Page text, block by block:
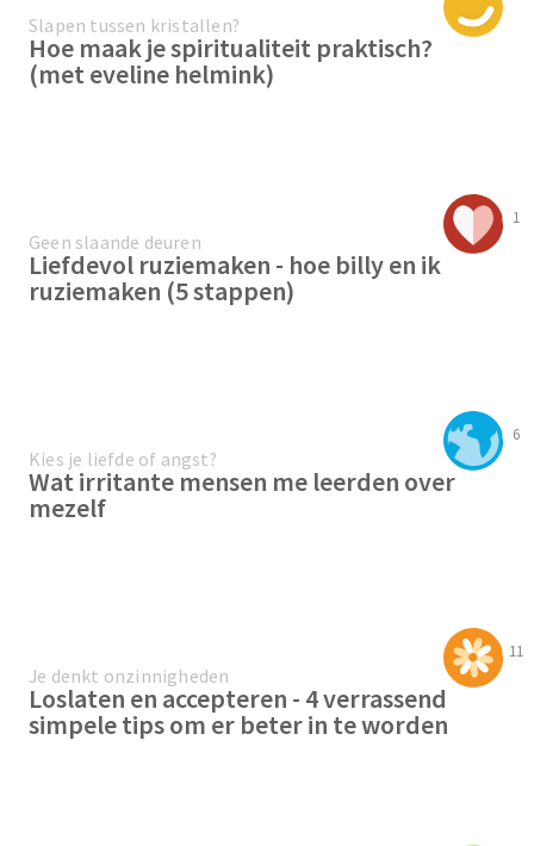
Slapen tussen kristallen?
Hoe maak je spiritualiteit praktisch?
(met eveline helmink)
1
Geen slaande deuren
Liefdevol ruziemaken - hoe billy en ik
ruziemaken (5 stappen)
6
Kies je liefde of angst?
Wat irritante mensen me leerden over
mezelf
11
Je denkt onzinnigheden
Loslaten en accepteren - 4 verrassend
simpele tips om er beter in te worden